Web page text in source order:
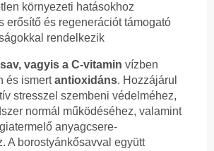
környezeti hatásokhoz
erősítő és regenerációt támogató
rendelkezik
vagyis a C-vitamin vízben
és ismertantioxidáns. Hozzájárul
stresszel szembeni védelméhez,
normál működéséhez, valamint
anyagcsere-
A borostyánkősavval együtt